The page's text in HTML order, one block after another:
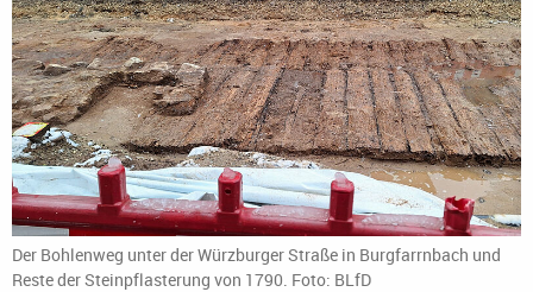
Der Bohlenweg unter der Würzburger Straße in Burgfarrnbach und
Reste der Steinpflasterung von 1790. Foto: BLfD